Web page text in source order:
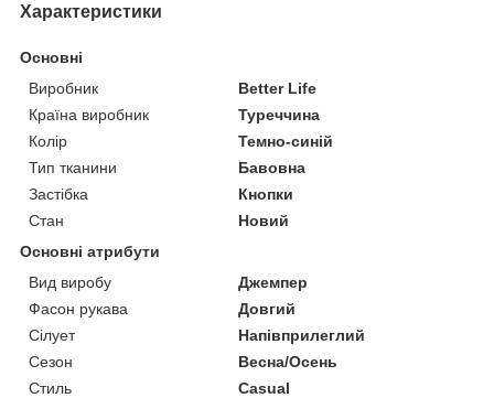
Характеристики
Основні
Виробник
Better Life
Країна виробник
Туреччина
Колір
Темно-синій
Тип тканини
Бавовна
Застібка
Кнопки
Стан
Новий
Основні атрибути
Вид виробу
Джемпер
Фасон рукава
Довгий
Сілует
Напівприлеглий
Сезон
Весна/Осень
Стиль
Casual